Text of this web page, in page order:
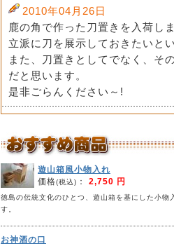
2010年04月26日
鹿の角で作った刀置きを入荷し
立派に刀を展示しておきたいと
また、刀置きとしてでなく、そ
だと思います。
是非ごらんください～!
遊山箱風小物入れ
価格(税込) ： 2,750 円
徳島の伝統文化のひとつ、遊山箱を基にした小物
す。
お神酒の口